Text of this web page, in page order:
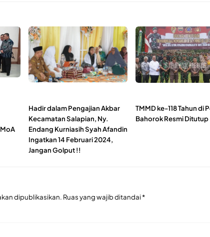
Hadir dalam Pengajian Akbar
Kecamatan Salapian, Ny.
Endang Kurniasih Syah Afandin
Ingatkan 14 Februari 2024,
Jangan Golput !!
TMMD ke-118 Tahun di
Bahorok Resmi Ditutup
dipublikasikan. Ruas yang wajib ditandai*